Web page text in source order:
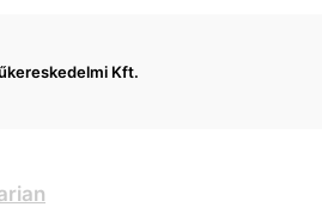
Kft.